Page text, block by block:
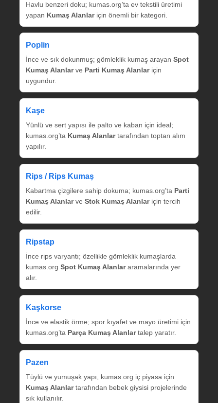
Havlu benzeri doku; kumas.org’ta ev tekstili üretimi
yapan Kumaş Alanlariçin önemli bir kategori.
Poplin
İnce ve sık dokunmuş; gömleklik kumaş arayan Spot
Kumaş Alanlarve Parti Kumaş Alanlariçin
uygundur.
Kaşe
Yünlü ve sert yapısı ile palto ve kaban için ideal;
kumas.org’ta Kumaş Alanlartarafından toptan alım
yapılır.
Rips / Rips Kumaş
Kabartma çizgilere sahip dokuma; kumas.org’ta Parti
Kumaş Alanlarve Stok Kumaş Alanlariçin tercih
edilir.
Ripstap
İnce rips varyantı; özellikle gömleklik kumaşlarda
kumas.org Spot Kumaş Alanlararamalarında yer
alır.
Kaşkorse
İnce ve elastik örme; spor kıyafet ve mayo üretimi için
kumas.org’ta Parça Kumaş Alanlartalep yaratır.
Pazen
Tüylü ve yumuşak yapı; kumas.org iç piyasa için
Kumaş Alanlartarafından bebek giysisi projelerinde
sık kullanılır.